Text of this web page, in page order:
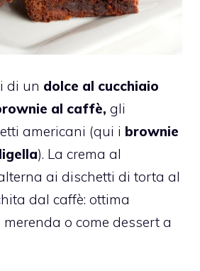
di un dolce al cucchiaio
al caffè, gli
americani (qui i brownie
). La crema al
ai dischetti di torta al
dal caffè: ottima
o come dessert a